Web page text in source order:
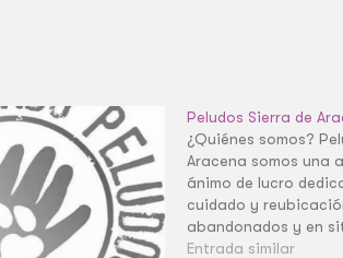
Peludos Sierra de
¿Quiénes somos?
Aracena somos una
ánimo de lucro
cuidado y
abandonados y en
en la Sierra de
Entrada similar